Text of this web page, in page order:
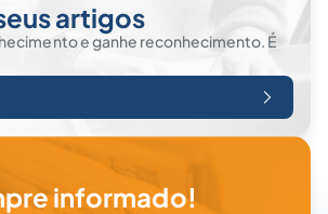
artigos
e ganhe reconhecimento. É
informado!